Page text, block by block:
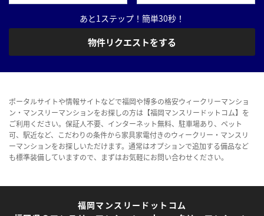
あと1ステップ！簡単30秒！
物件リクエストをする
ポータルサイトや情報サイトなどで福岡や博多の格安ウィークリーマンショ
ン・マンスリーマンションをお探しの方は【福岡マンスリードットコム】を
ご利用ください。保証人不要、インターネット無料、駐車場あり、ペット
可、駅近など、こだわりの条件から家具家電付きのウィークリー・マンスリ
ーマンションをお探しいただけます。通常はオプションで追加する備品など
も標準装備していますので、まずはお気軽にお問い合わせください。
福岡マンスリードットコム